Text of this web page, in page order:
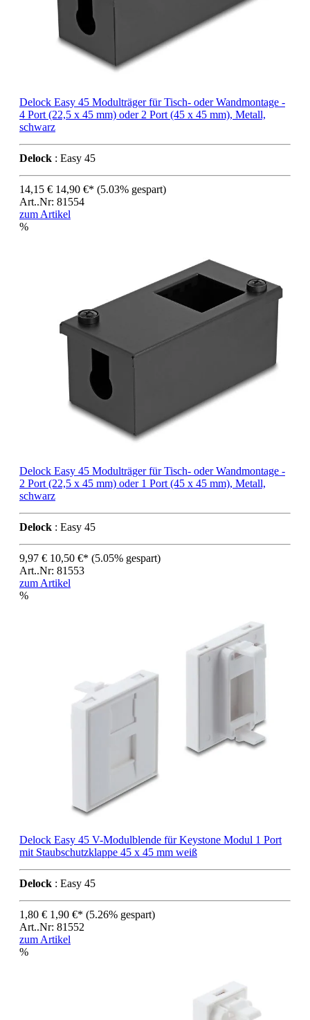
Delock Easy 45 Modulträger für Tisch- oder Wandmontage -
4 Port (22,5 x 45 mm) oder 2 Port (45 x 45 mm), Metall,
schwarz
Delock : Easy 45
14,15 € 14,90 €* (5.03% gespart)
Art..Nr: 81554
zum Artikel
%
Delock Easy 45 Modulträger für Tisch- oder Wandmontage -
2 Port (22,5 x 45 mm) oder 1 Port (45 x 45 mm), Metall,
schwarz
Delock : Easy 45
9,97 € 10,50 €* (5.05% gespart)
Art..Nr: 81553
zum Artikel
%
Delock Easy 45 V-Modulblende für Keystone Modul 1 Port
mit Staubschutzklappe 45 x 45 mm weiß
Delock : Easy 45
1,80 € 1,90 €* (5.26% gespart)
Art..Nr: 81552
zum Artikel
%